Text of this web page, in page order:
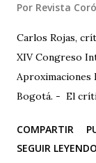
Por Revista
Carlos Rojas,
XIV Congreso
Aproximaciones
Bogotá. - El
Experimental de
nueva edición
COMPARTIR
SEGUIR